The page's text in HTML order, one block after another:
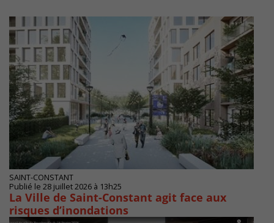
SAINT-CONSTANT
Publié le 28 juillet 2026 à 13h25
La Ville de Saint-Constant agit face aux
risques d’inondations